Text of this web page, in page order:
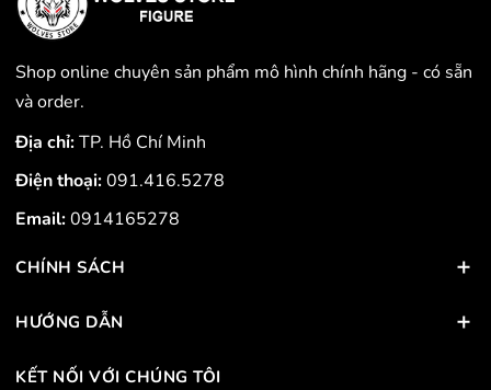
Shop online chuyên sản phẩm mô hình chính hãng - có sẵn
và order.
Địa chỉ:TP. Hồ Chí Minh
Điện thoại:091.416.5278
Email:0914165278
CHÍNH SÁCH
HƯỚNG DẪN
KẾT NỐI VỚI CHÚNG TÔI